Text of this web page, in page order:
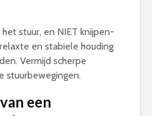
stuur, en NIET knijpen-
en stabiele houding
Vermijd scherpe
stuurbewegingen.
een